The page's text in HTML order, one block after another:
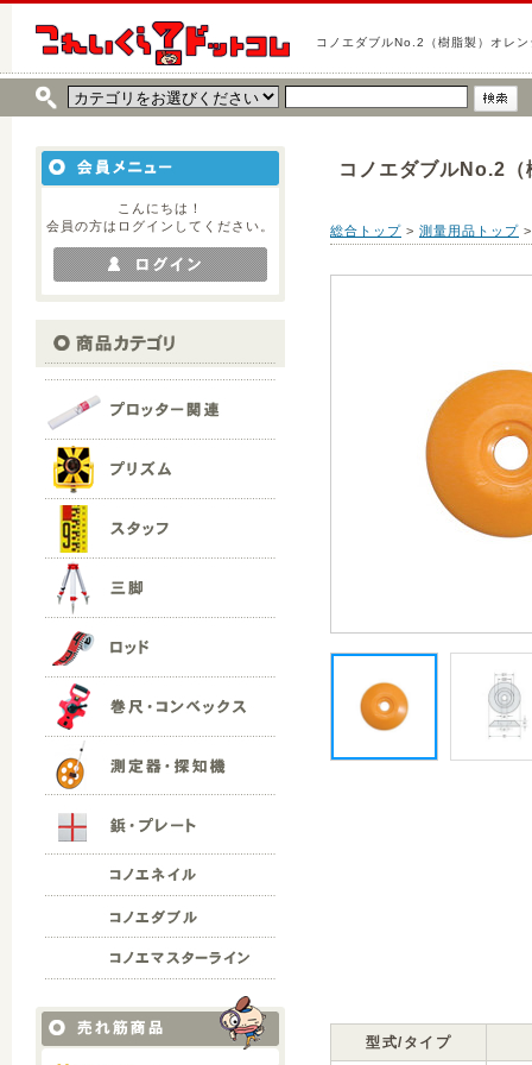
コノエダブルNo.2（樹脂製）オレ
こんにちは！
会員の方はログインしてください。
コノエダブルNo.2
総合トップ > 測量用品トップ >
型式/タイプ